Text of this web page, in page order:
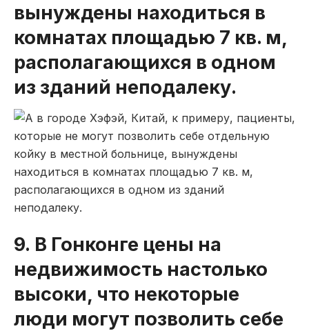
вынуждены находиться в
комнатах площадью 7 кв. м,
располагающихся в одном
из зданий неподалеку.
9. В Гонконге цены на
недвижимость настолько
высоки, что некоторые
люди могут позволить себе